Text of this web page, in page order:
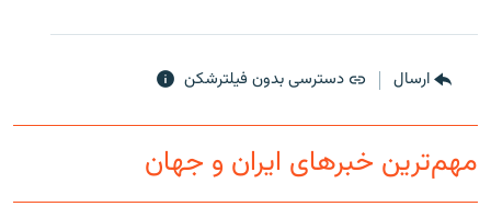
ارسال دسترسی بدون فیلترشکن
مهم‌ترین خبرهای ایران و جهان